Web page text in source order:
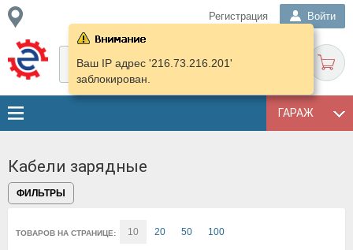
Регистрация Войти
ГАРАЖ
Ваш IP адрес '216.73.216.201'
заблокирован.
Кабели зарядные
ФИЛЬТРЫ
ТОВАРОВ НА СТРАНИЦЕ: 10 20 50 100